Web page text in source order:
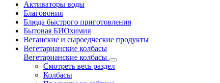
Активаторы воды
Благовония
Блюда быстрого приготовления
Бытовая БИОхимия
Веганские и сыроедческие продукты
Вегетарианские колбасы
Вегетарианские колбасы
Смотреть весь раздел
Колбасы